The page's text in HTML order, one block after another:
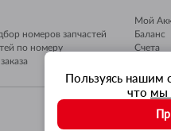
Пользуясь нашим
что мы
номеров запчастей
по номеру
Мой
Баланс
Счета